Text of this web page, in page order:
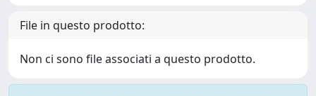
File in questo prodotto:
Non ci sono file associati a questo prodotto.